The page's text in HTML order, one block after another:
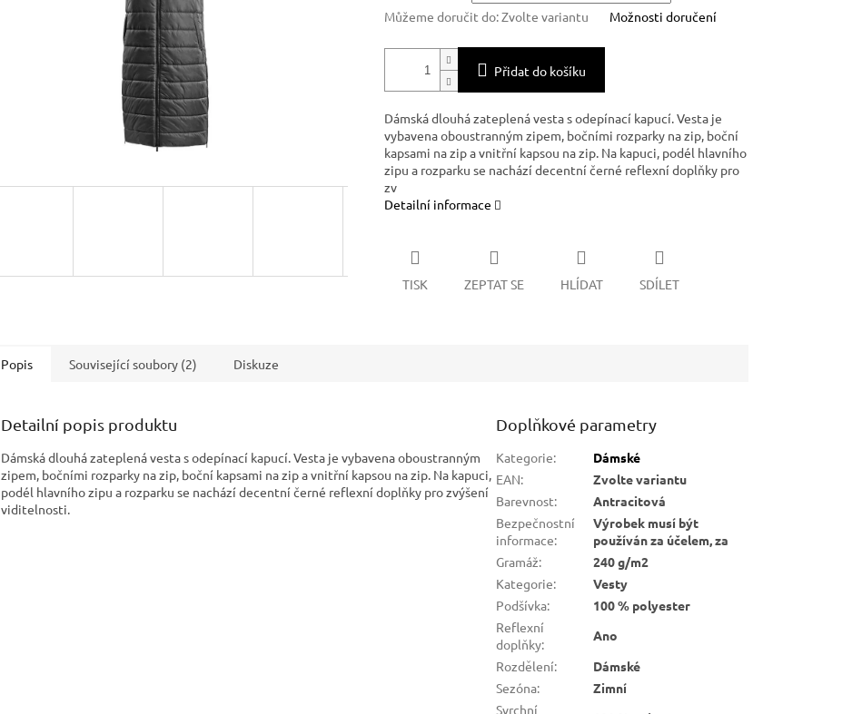
Můžeme doručit do:Zvolte variantu Možnosti doručení
Přidat do košíku
Dámská dlouhá zateplená vesta s odepínací kapucí. Vesta je
vybavena oboustranným zipem, bočními rozparky na zip, boční
kapsami na zip a vnitřní kapsou na zip. Na kapuci, podél hlavního
zipu a rozparku se nachází decentní černé reflexní doplňky pro
zv
Detailní informace
TISK ZEPTAT SE HLÍDAT SDÍLET
Popis Související soubory (2) Diskuze
Detailní popis produktu
Dámská dlouhá zateplená vesta s odepínací kapucí. Vesta je vybavena oboustranným
zipem, bočními rozparky na zip, boční kapsami na zip a vnitřní kapsou na zip. Na kapuci,
podél hlavního zipu a rozparku se nachází decentní černé reflexní doplňky pro zvýšení
viditelnosti.
Doplňkové parametry
Kategorie:
Dámské
EAN:
Zvolte variantu
Barevnost:
Antracitová
Bezpečnostní
informace:
Výrobek musí být
používán za účelem, za
Gramáž:
240 g/m2
Kategorie:
Vesty
Podšívka:
100 % polyester
Reflexní
doplňky:
Ano
Rozdělení:
Dámské
Sezóna:
Zimní
Svrchní